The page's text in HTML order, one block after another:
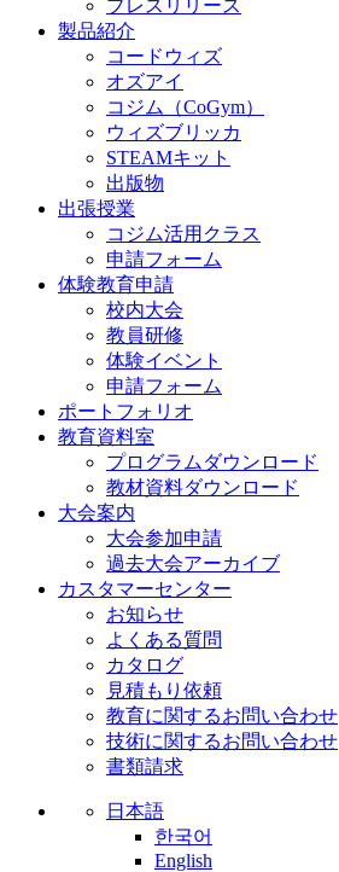
プレスリリース
製品紹介
コードウィズ
オズアイ
コジム（CoGym）
ウィズブリッカ
STEAMキット
出版物
出張授業
コジム活用クラス
申請フォーム
体験教育申請
校内大会
教員研修
体験イベント
申請フォーム
ポートフォリオ
教育資料室
プログラムダウンロード
教材資料ダウンロード
大会案内
大会参加申請
過去大会アーカイブ
カスタマーセンター
お知らせ
よくある質問
カタログ
見積もり依頼
教育に関するお問い合わせ
技術に関するお問い合わせ
書類請求
日本語
한국어
English